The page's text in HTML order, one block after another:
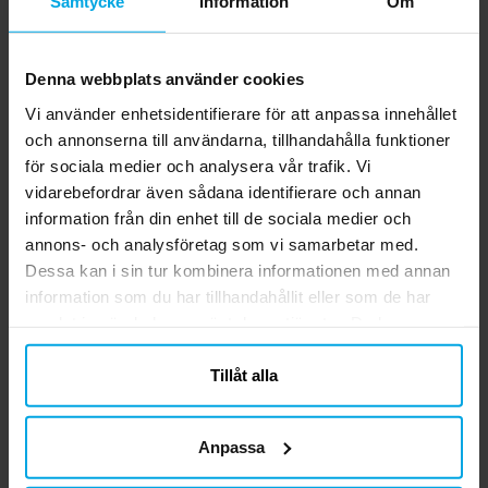
Denna webbplats använder cookies
Vi använder enhetsidentifierare för att anpassa innehållet
och annonserna till användarna, tillhandahålla funktioner
för sociala medier och analysera vår trafik. Vi
vidarebefordrar även sådana identifierare och annan
information från din enhet till de sociala medier och
annons- och analysföretag som vi samarbetar med.
Dessa kan i sin tur kombinera informationen med annan
information som du har tillhandahållit eller som de har
närsomhelst ändra ditt samtycke.
Tillåt alla
Anpassa
One Piece Skolset Röd 5 delar
One Piece Skolset! Denna uppsättning i
innehåller allt som behövs för en
framgångsrik skoldag: en blyertspenna, en
bläckpenna, en linjal, en pennvässare och
ett suddgummi, alla med färgstarka och
häftiga motiv från One Piece.
Nuvarande pris
59,00 kr
49,00 kr 59,00 kr